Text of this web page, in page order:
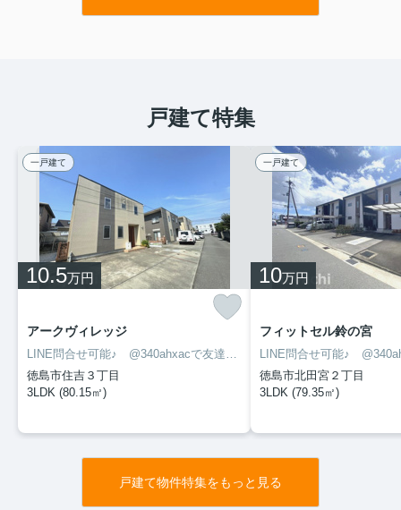
戸建て特集
一戸建て
10.5万円
アークヴィレッジ
LINE問合せ可能♪ @340ahxacで友達検索して下さい
徳島市住吉３丁目
3LDK (80.15㎡)
一戸建て
10万円
フィットセル鈴の宮
徳島市北田宮２丁目
3LDK (79.35㎡)
戸建て物件特集をもっと見る